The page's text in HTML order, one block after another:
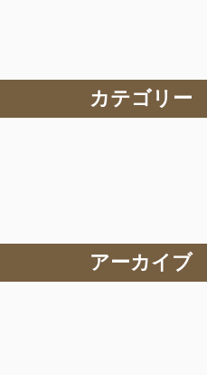
カテゴリー
アーカイブ